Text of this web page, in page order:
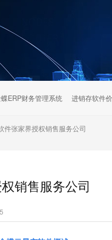
ERP财务管理系统 进销存软件
件张家界授权销售服务公司
销售服务公司